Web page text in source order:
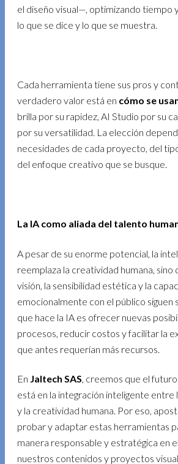
el diseño visual—, optimizando tiempo
lo que se dice y lo que se muestra.
Cada herramienta tiene sus pros y
verdadero valor está en cómo se
brilla por su rapidez, AI Studio por su
por su versatilidad. La elección
necesidades de cada proyecto, del
del enfoque creativo que se busque.
La IA como aliada del talento
A pesar de su enorme potencial, la
reemplaza la creatividad humana, sino
visión, la sensibilidad estética y la
emocionalmente con el público siguen
que hace la IA es ofrecer nuevas
procesos, reducir costos y facilitar la
que antes requerían más recursos.
En Jaltech SAS, creemos que el
está en la integración inteligente entre
y la creatividad humana. Por eso,
probar y adaptar estas herramientas
manera responsable y estratégica en
nuestros contenidos y proyectos